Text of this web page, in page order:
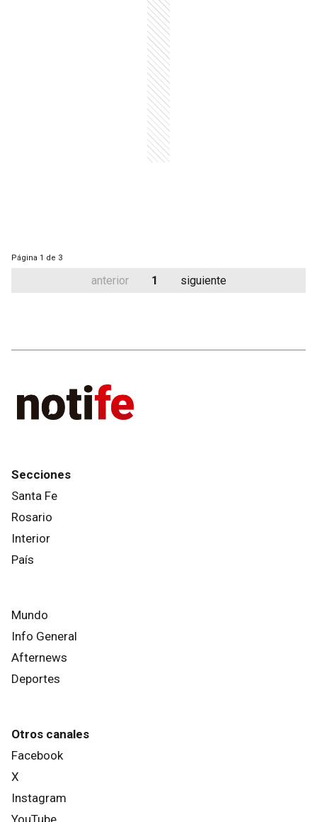
Página 1 de 3
anterior 1 siguiente
Secciones
Santa Fe
Rosario
Interior
País
Mundo
Info General
Afternews
Deportes
Otros canales
Facebook
X
Instagram
YouTube